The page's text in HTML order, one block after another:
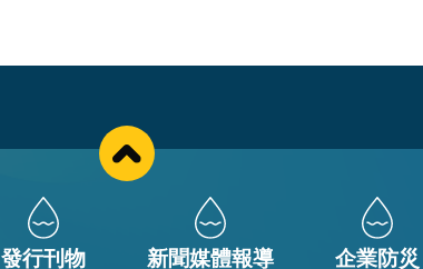
發行刊物 新聞媒體報導 企業防災